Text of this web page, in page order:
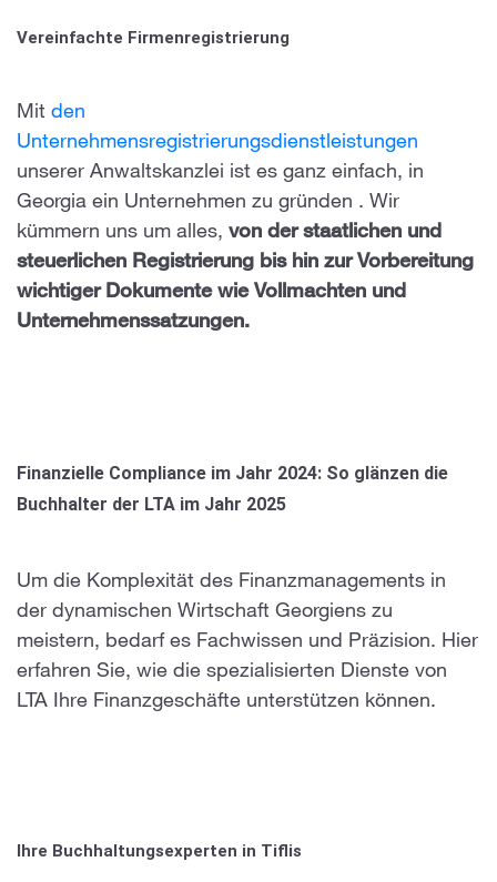
Vereinfachte Firmenregistrierung
Mit den
Unternehmensregistrierungsdienstleistungen
unserer Anwaltskanzlei ist es ganz einfach, in
Georgia ein Unternehmen zu gründen . Wir
kümmern uns um alles, von der staatlichen und
steuerlichen Registrierung bis hin zur Vorbereitung
wichtiger Dokumente wie Vollmachten und
Unternehmenssatzungen.
Finanzielle Compliance im Jahr 2024: So glänzen die
Buchhalter der LTA im Jahr 2025
Um die Komplexität des Finanzmanagements in
der dynamischen Wirtschaft Georgiens zu
meistern, bedarf es Fachwissen und Präzision. Hier
erfahren Sie, wie die spezialisierten Dienste von
LTA Ihre Finanzgeschäfte unterstützen können.
Ihre Buchhaltungsexperten in Tiflis